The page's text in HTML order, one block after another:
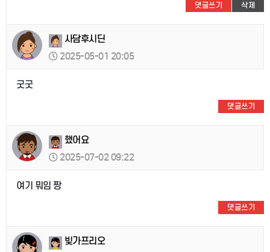
댓글쓰기 삭제
사담후시딘
2025-05-01 20:05
굿굿
댓글쓰기
했어요
2025-07-02 09:22
여기 뭐임 짱
댓글쓰기
빚가프리오